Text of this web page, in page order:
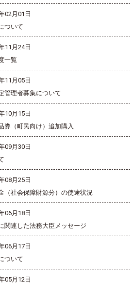
02月01日
ついて
11月24日
一覧
11月05日
管理者募集について
10月15日
券（町民向け）追加購入
09月30日
08月25日
（社会保障財源分）の使途状況
06月18日
関連した法務大臣メッセージ
06月17日
ついて
05月12日